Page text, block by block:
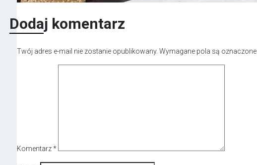
Dodaj komentarz
Twój adres e-mail nie zostanie opublikowany. Wymagane pola są oznaczone
Komentarz*